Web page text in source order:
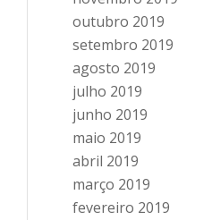
outubro 2019
setembro 2019
agosto 2019
julho 2019
junho 2019
maio 2019
abril 2019
março 2019
fevereiro 2019